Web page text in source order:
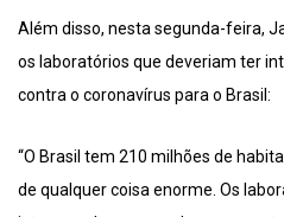
Além disso, nesta segunda-feira,
os laboratórios que deveriam ter
contra o coronavírus para o Brasil:
“O Brasil tem 210 milhões de
de qualquer coisa enorme. Os